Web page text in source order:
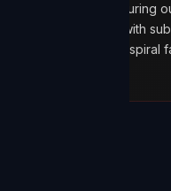
figuring out where my
with sub-agents
costs spiral fast and you